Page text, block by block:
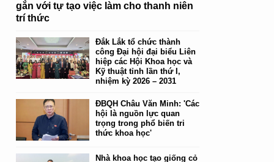
gắn với tự tạo việc làm cho thanh niên
trí thức
Đắk Lắk tổ chức thành
công Đại hội đại biểu Liên
hiệp các Hội Khoa học và
Kỹ thuật tỉnh lần thứ I,
nhiệm kỳ 2026 – 2031
ĐBQH Châu Văn Minh: 'Các
hội là nguồn lực quan
trọng trong phổ biến tri
thức khoa học'
Nhà khoa học tạo giống cỏ